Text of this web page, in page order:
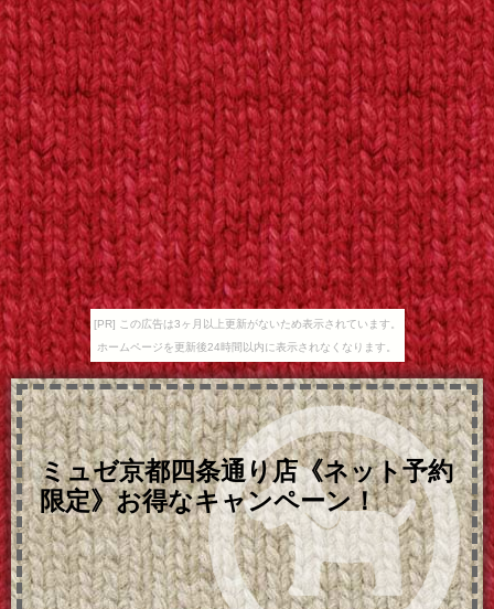
[PR] この広告は3ヶ月以上更新がないため表示されています。
ホームページを更新後24時間以内に表示されなくなります。
ミュゼ京都四条通り店《ネット予約
限定》お得なキャンペーン！